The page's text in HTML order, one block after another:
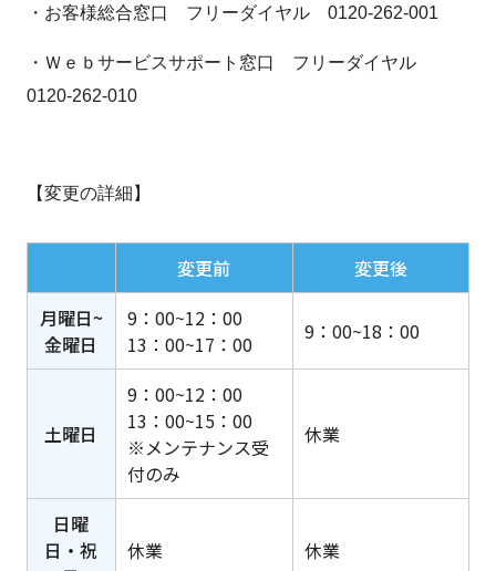
・お客様総合窓口 フリーダイヤル 0120-262-001
・Ｗｅｂサービスサポート窓口 フリーダイヤル
0120-262-010
【変更の詳細】
変更前
変更後
月曜日~
金曜日
9：00~12：00
13：00~17：00
9：00~18：00
土曜日
9：00~12：00
13：00~15：00
※メンテナンス受
付のみ
休業
日曜
日・祝
休業 休業